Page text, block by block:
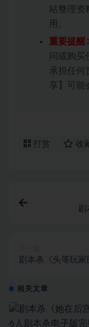
站整理资
用。
重要提醒
问或购
承担任何
享】可能
打赏 收
剧本杀《头等玩
相关文章